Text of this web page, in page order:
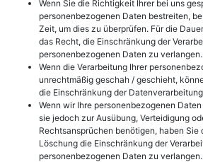
Wenn Sie die Richtigkeit Ihrer bei uns
personenbezogenen Daten bestreiten,
Zeit, um dies zu überprüfen. Für die
das Recht, die Einschränkung der
personenbezogenen Daten zu verlangen.
Wenn die Verarbeitung Ihrer
unrechtmäßig geschah / geschieht,
die Einschränkung der
Wenn wir Ihre personenbezogenen
sie jedoch zur Ausübung, Verteidigung
Rechtsansprüchen benötigen, haben Sie
Löschung die Einschränkung der
personenbezogenen Daten zu verlangen.